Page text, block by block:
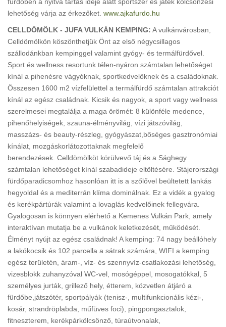
lehetőség várja az érkezőket. www.ajkafurdo.hu
CELLDÖMÖLK - JUFA VULKÁN KEMPING: A vulkánvárosban,
Celldömölkön köszönthetjük Önt az első négycsillagos
szállodánkban kempinggel valamint gyógy- és termálfürdővel.
Sport és wellness resortunk télen-nyáron számtalan lehetőséget
kínál a pihenésre vágyóknak, sportkedvelőknek és a családoknak.
Összesen 1600 m2 vízfelülettel a termálfürdő számtalan attrakciót
kínál az egész családnak. Kicsik és nagyok, a sport vagy wellness
szerelmesei megtalálja a maga örömét: 8 különféle medence,
pihenőhelyiségek, szauna-élményvilág, vízi játszóvilág,
masszázs- és beauty-részleg, gyógyászat,bőséges gasztronómiai
kínálat, mozgáskorlátozottaknak megfelelő
berendezések. Celldömölköt körülvevő táj és a Sághegy
számtalan lehetőséget kínál szabadideje eltöltésére. Stájerországi
fürdőparadicsomhoz hasonlóan itt is a szőlővel beültetett lankás
hegyoldal és a mediterrán klíma dominálnak. Ez a vidék a gyalog
és kerékpártúrák valamint a lovaglás kedvelőinek fellegvára.
Gyalogosan is könnyen elérhető a Kemenes Vulkán Park, amely
interaktívan mutatja be a vulkánok keletkezését, működését.
Élményt nyújt az egész családnak! A kemping: 74 nagy beállóhely
a lakókocsik és 102 parcella a sátrak számára, WIFI a kemping
egész területén, áram-, víz- és szennyvíz-csatlakozási lehetőség,
vizesblokk zuhanyzóval WC-vel, mosógéppel, mosogatókkal, 5
személyes jurták, grillező hely, étterem, közvetlen átjáró a
fürdőbe,játszótér, sportpályák (tenisz-, multifunkcionális kézi-,
kosár, strandröplabda, műfüves foci), pingpongasztalok,
fitneszterem, kerékpárkölcsönző, túraútvonalak,